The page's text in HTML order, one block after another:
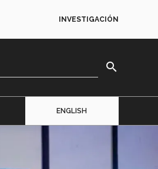
INVESTIGACIÓN
search
ENGLISH